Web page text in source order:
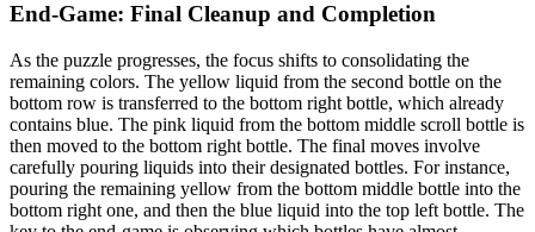
End-Game: Final Cleanup and Completion
As the puzzle progresses, the focus shifts to consolidating the
remaining colors. The yellow liquid from the second bottle on the
bottom row is transferred to the bottom right bottle, which already
contains blue. The pink liquid from the bottom middle scroll bottle is
then moved to the bottom right bottle. The final moves involve
carefully pouring liquids into their designated bottles. For instance,
pouring the remaining yellow from the bottom middle bottle into the
bottom right one, and then the blue liquid into the top left bottle. The